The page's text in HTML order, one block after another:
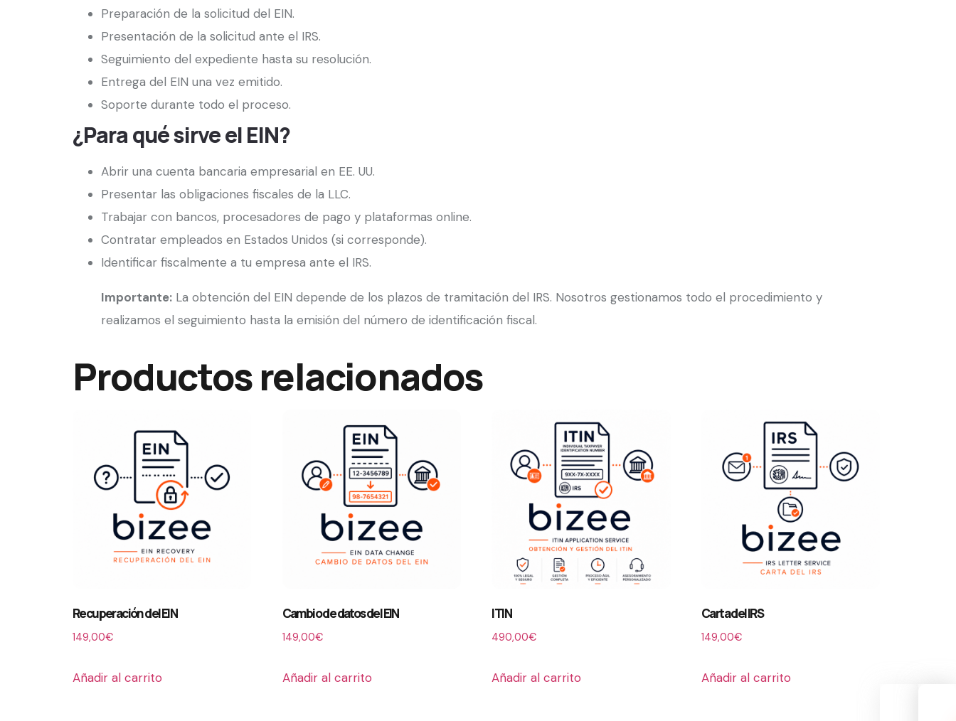
Preparación de la solicitud del EIN.
Presentación de la solicitud ante el IRS.
Seguimiento del expediente hasta su resolución.
Entrega del EIN una vez emitido.
Soporte durante todo el proceso.
¿Para qué sirve el EIN?
Abrir una cuenta bancaria empresarial en EE. UU.
Presentar las obligaciones fiscales de la LLC.
Trabajar con bancos, procesadores de pago y plataformas online.
Contratar empleados en Estados Unidos (si corresponde).
Identificar fiscalmente a tu empresa ante el IRS.
Importante: La obtención del EIN depende de los plazos de tramitación del IRS. Nosotros gestionamos todo el procedimiento y
realizamos el seguimiento hasta la emisión del número de identificación fiscal.
Productos relacionados
Recuperación del EIN
149,00€
Añadir al carrito
Cambio de datos del EIN
149,00€
Añadir al carrito
ITIN
490,00€
Añadir al carrito
Carta del IRS
149,00€
Añadir al carrito